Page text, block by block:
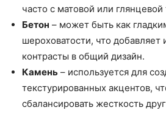
часто с матовой или глянцевой
Бетон – может быть как
шероховатости, что добавляет
контрасты в общий дизайн.
Камень – используется для
текстурированных акцентов,
сбалансировать жесткость